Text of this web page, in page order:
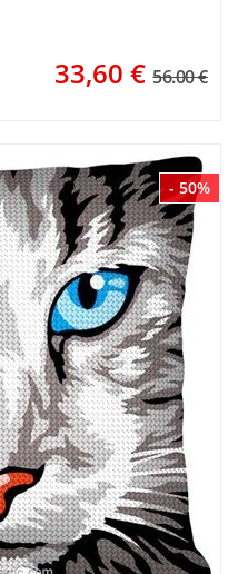
33,60 € 56.00 €
- 50%